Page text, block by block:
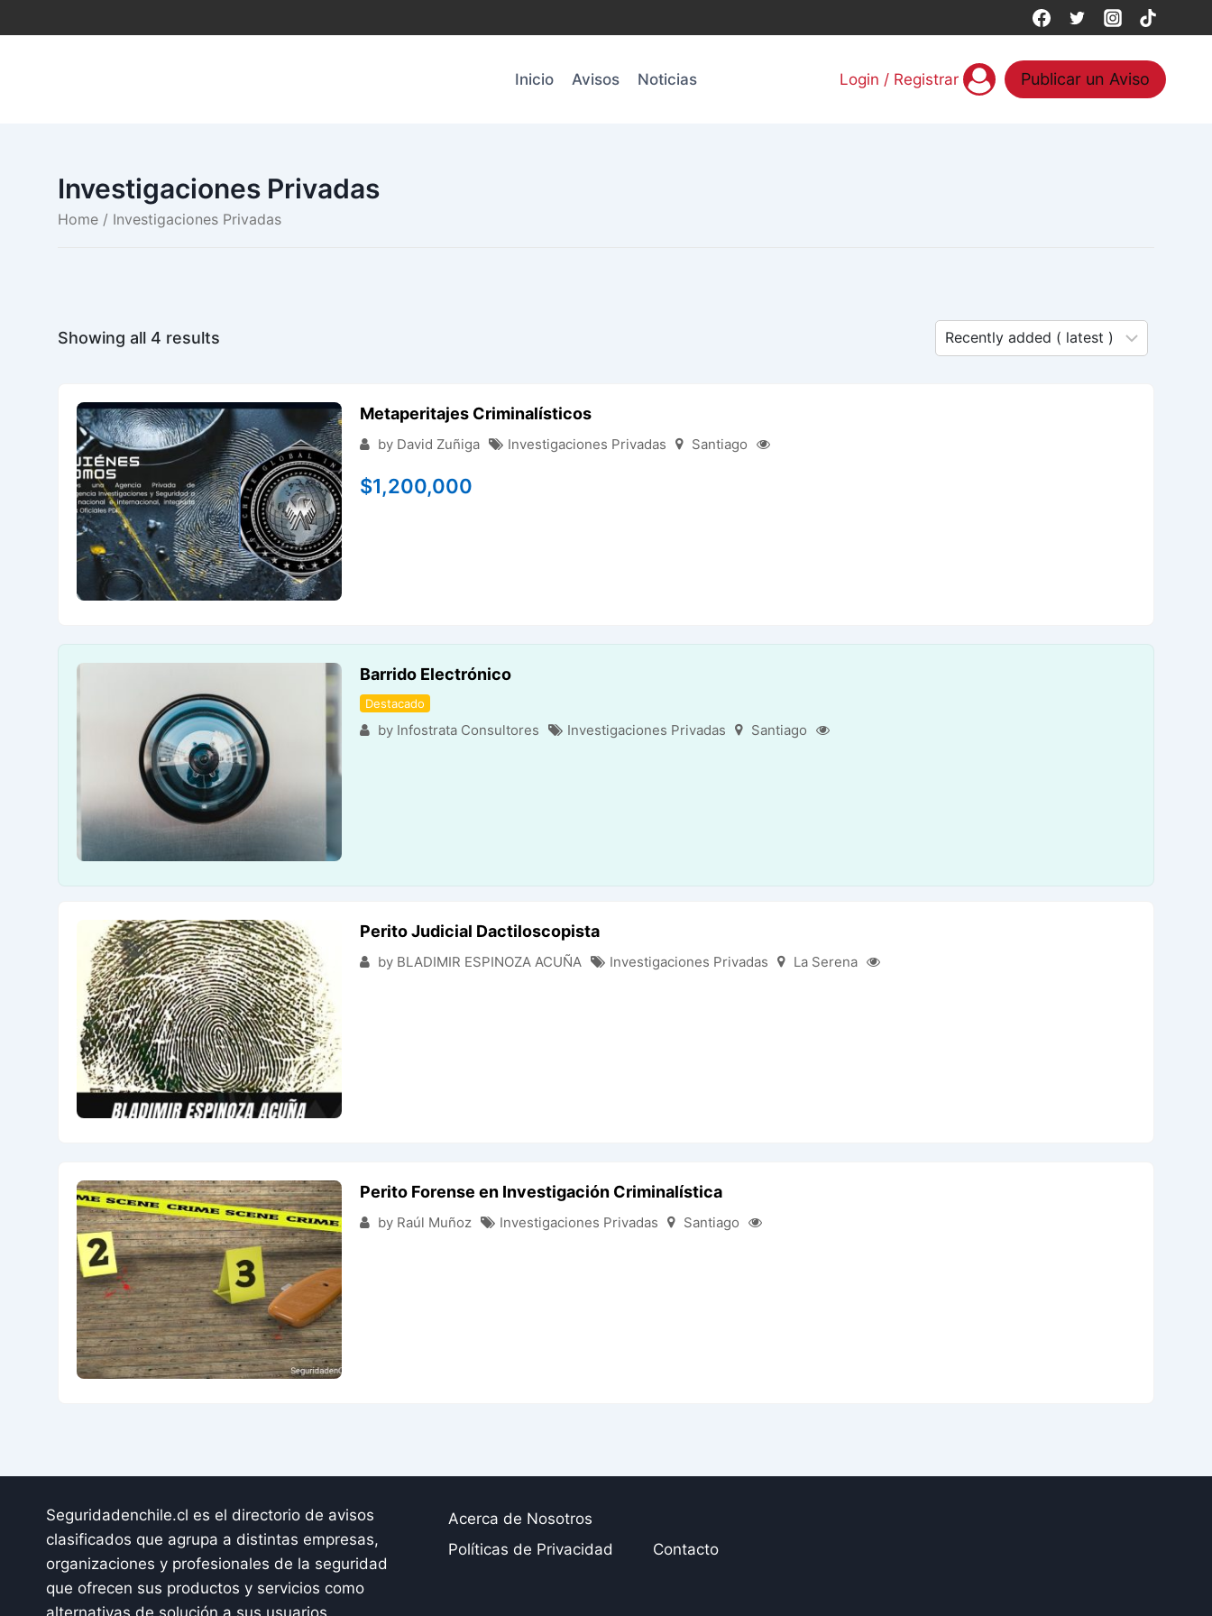
al
Inicio
Avisos Noticias Login / Registrar Publicar un Aviso
Investigaciones Privadas
Home / Investigaciones Privadas
Showing all 4 results
Metaperitajes Criminalísticos
by David Zuñiga Investigaciones Privadas Santiago
$1,200,000
Barrido Electrónico
Destacado
by Infostrata Consultores Investigaciones Privadas Santiago
Perito Judicial Dactiloscopista
by BLADIMIR ESPINOZA ACUÑA Investigaciones Privadas La Serena
Perito Forense en Investigación Criminalística
by Raúl Muñoz Investigaciones Privadas Santiago
Seguridadenchile.cl es el directorio de avisos
clasificados que agrupa a distintas empresas,
organizaciones y profesionales de la seguridad
que ofrecen sus productos y servicios como
Acerca de Nosotros
Políticas de Privacidad
Contacto